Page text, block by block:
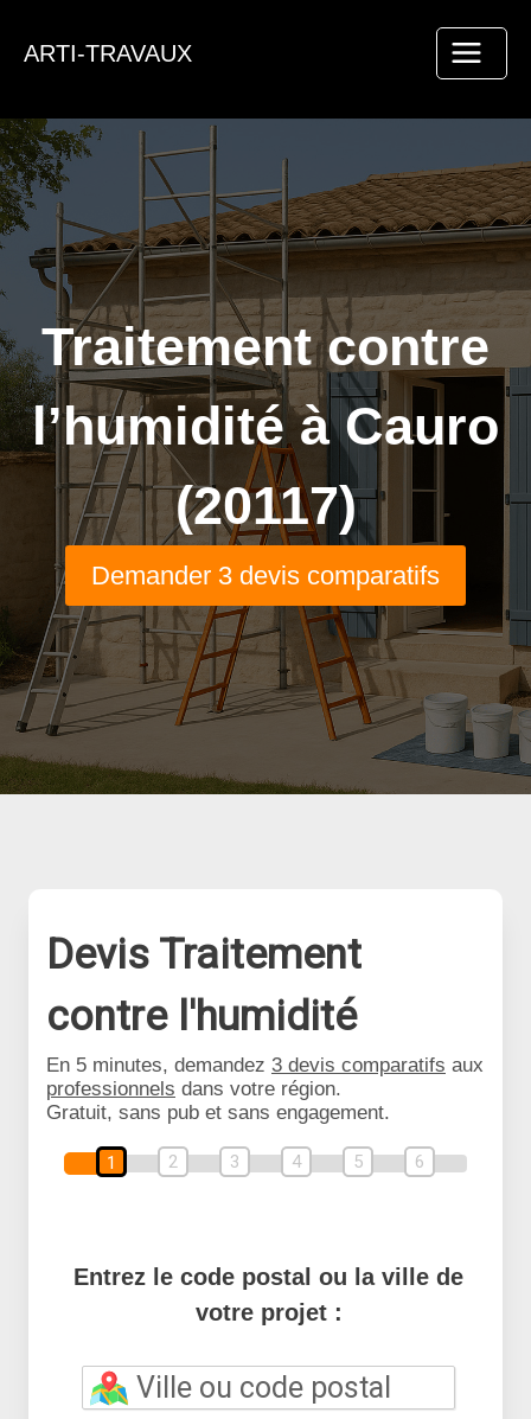
ARTI-TRAVAUX
Traitement contre
l’humidité à Cauro
(20117)
Demander 3 devis comparatifs
Devis Traitement
contre l'humidité
En 5 minutes, demandez 3 devis comparatifs aux
professionnels dans votre région.
Gratuit, sans pub et sans engagement.
1 2 3 4 5 6
Entrez le code postal ou la ville de
votre projet :